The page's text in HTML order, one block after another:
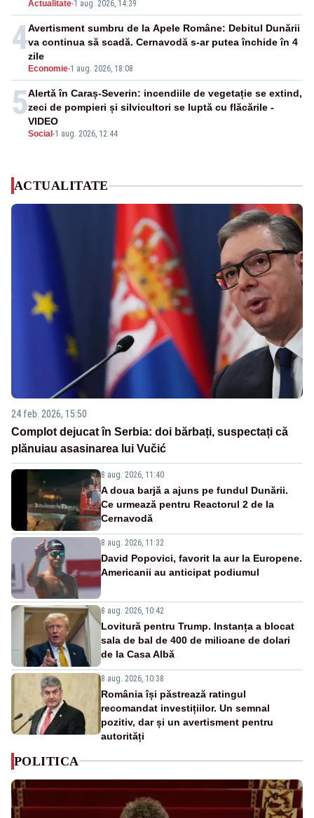
Actualitate-1 aug. 2026, 14:39
4
Economie-1 aug. 2026, 18:08
Avertisment sumbru de la Apele Române: Debitul Dunării
va continua să scadă. Cernavodă s-ar putea închide în 4
zile
5
Social -1 aug. 2026, 12:44
Alertă în Caraș-Severin: incendiile de vegetație se extind,
zeci de pompieri și silvicultori se luptă cu flăcările -
VIDEO
ACTUALITATE
24 feb. 2026, 15:50
Complot dejucat în Serbia: doi bărbați, suspectați că
plănuiau asasinarea lui Vučić
8 aug. 2026, 11:40
A doua barjă a ajuns pe fundul Dunării.
Ce urmează pentru Reactorul 2 de la
Cernavodă
8 aug. 2026, 11:32
David Popovici, favorit la aur la Europene.
Americanii au anticipat podiumul
8 aug. 2026, 10:42
Lovitură pentru Trump. Instanța a blocat
sala de bal de 400 de milioane de dolari
de la Casa Albă
8 aug. 2026, 10:38
România își păstrează ratingul
recomandat investițiilor. Un semnal
pozitiv, dar și un avertisment pentru
autorități
POLITICA